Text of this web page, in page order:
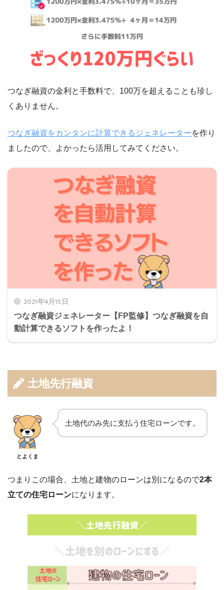
つなぎ融資の金利と手数料で、100万を超えることも珍し
くありません。
つなぎ融資をカンタンに計算できるジェネレーターを作り
ましたので、よかったら活用してみてください。
2021年4月15日
つなぎ融資ジェネレーター【FP監修】つなぎ融資を自
動計算できるソフトを作ったよ！
土地先行融資
とよくま
土地代のみ先に支払う住宅ローンです。
つまりこの場合、土地と建物のローンは別になるので2本
立ての住宅ローンになります。